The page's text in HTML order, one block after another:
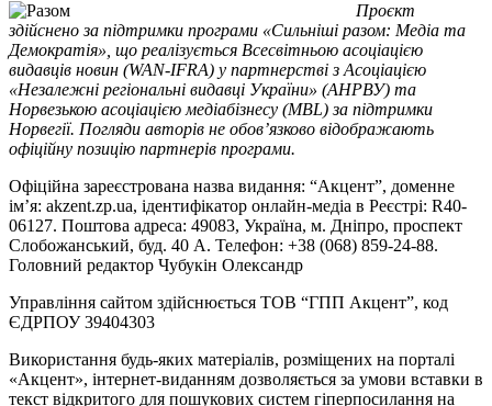
Проєкт
здійснено за підтримки програми «Сильніші разом: Медіа та
Демократія», що реалізується Всесвітньою асоціацією
видавців новин (WAN-IFRA) у партнерстві з Асоціацією
«Незалежні регіональні видавці України» (АНРВУ) та
Норвезькою асоціацією медіабізнесу (MBL) за підтримки
Норвегії. Погляди авторів не обов’язково відображають
офіційну позицію партнерів програми.
Офіційна зареєстрована назва видання: “Акцент”, доменне
ім’я: akzent.zp.ua, ідентифікатор онлайн-медіа в Реєстрі: R40-
06127. Поштова адреса: 49083, Україна, м. Дніпро, проспект
Слобожанський, буд. 40 А. Телефон: +38 (068) 859-24-88.
Головний редактор Чубукін Олександр
Управління сайтом здійснюється ТОВ “ГПП Акцент”, код
ЄДРПОУ 39404303
Використання будь-яких матеріалів, розміщених на порталі
«Акцент», інтернет-виданням дозволяється за умови вставки в
текст відкритого для пошукових систем гіперпосилання на